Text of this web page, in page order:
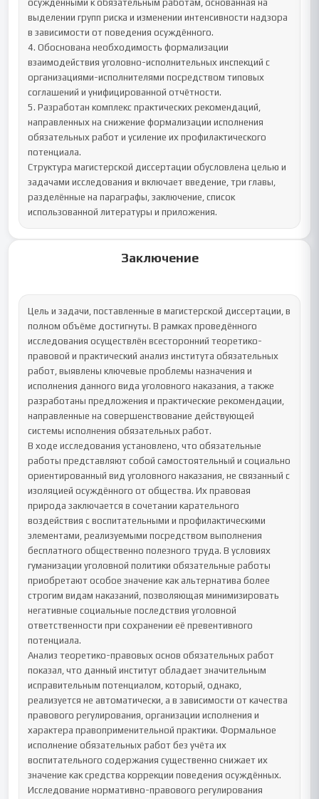
осуждёнными к обязательным работам, основанная на
выделении групп риска и изменении интенсивности надзора
в зависимости от поведения осуждённого.
4. Обоснована необходимость формализации
взаимодействия уголовно-исполнительных инспекций с
организациями-исполнителями посредством типовых
соглашений и унифицированной отчётности.
5. Разработан комплекс практических рекомендаций,
направленных на снижение формализации исполнения
обязательных работ и усиление их профилактического
потенциала.
Структура магистерской диссертации обусловлена целью и
задачами исследования и включает введение, три главы,
разделённые на параграфы, заключение, список
использованной литературы и приложения.
Заключение
Цель и задачи, поставленные в магистерской диссертации, в
полном объёме достигнуты. В рамках проведённого
исследования осуществлён всесторонний теоретико-
правовой и практический анализ института обязательных
работ, выявлены ключевые проблемы назначения и
исполнения данного вида уголовного наказания, а также
разработаны предложения и практические рекомендации,
направленные на совершенствование действующей
системы исполнения обязательных работ.
В ходе исследования установлено, что обязательные
работы представляют собой самостоятельный и социально
ориентированный вид уголовного наказания, не связанный с
изоляцией осуждённого от общества. Их правовая
природа заключается в сочетании карательного
воздействия с воспитательными и профилактическими
элементами, реализуемыми посредством выполнения
бесплатного общественно полезного труда. В условиях
гуманизации уголовной политики обязательные работы
приобретают особое значение как альтернатива более
строгим видам наказаний, позволяющая минимизировать
негативные социальные последствия уголовной
ответственности при сохранении её превентивного
потенциала.
Анализ теоретико-правовых основ обязательных работ
показал, что данный институт обладает значительным
исправительным потенциалом, который, однако,
реализуется не автоматически, а в зависимости от качества
правового регулирования, организации исполнения и
характера правоприменительной практики. Формальное
исполнение обязательных работ без учёта их
воспитательного содержания существенно снижает их
значение как средства коррекции поведения осуждённых.
Исследование нормативно-правового регулирования